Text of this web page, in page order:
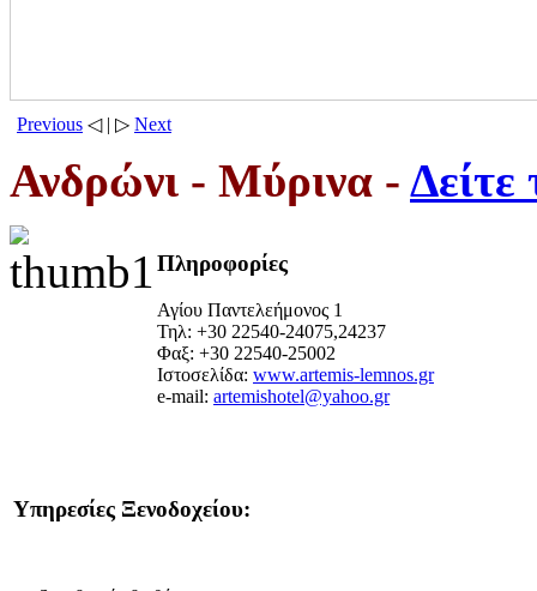
Previous ◁ | ▷ Next
Ανδρώνι - Μύρινα - Δείτε
Πληροφορίες
Αγίου Παντελεήμονος 1
Τηλ: +30 22540-24075,24237
Φαξ: +30 22540-25002
Ιστοσελίδα: www.artemis-lemnos.gr
e-mail: artemishotel@yahoo.gr
Υπηρεσίες Ξενοδοχείου: